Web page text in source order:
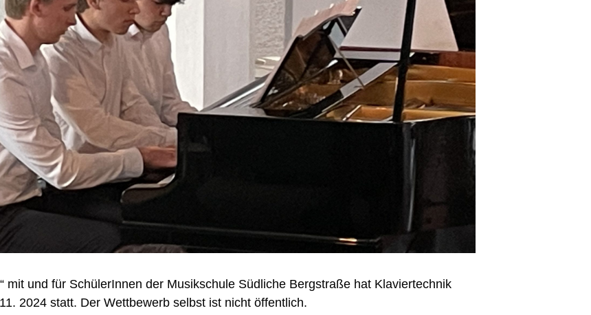
mit und für SchülerInnen der Musikschule Südliche Bergstraße hat Klaviertechnik
2024 statt. Der Wettbewerb selbst ist nicht öffentlich.